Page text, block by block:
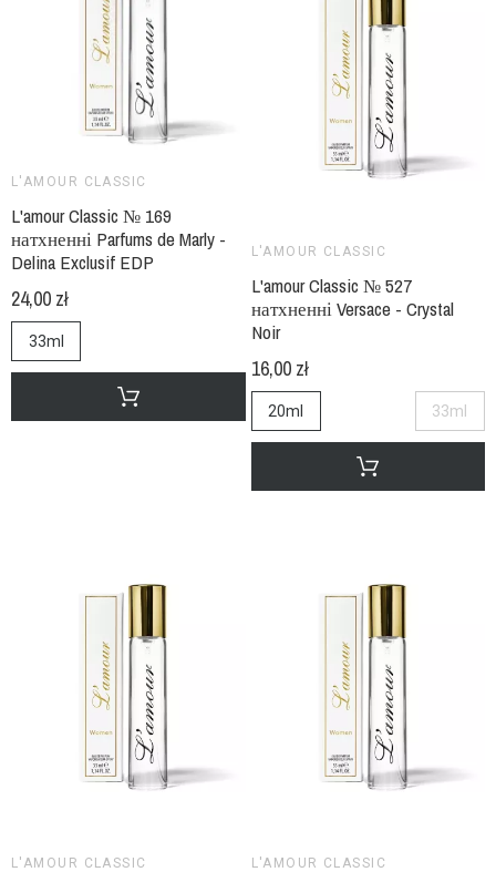
L'AMOUR CLASSIC
L'amour Classic № 169
натхненні Parfums de Marly -
Delina Exclusif EDP
24,00 zł
33ml
L'AMOUR CLASSIC
L'amour Classic № 527
натхненні Versace - Crystal
Noir
16,00 zł
20ml 33ml
L'AMOUR CLASSIC L'AMOUR CLASSIC